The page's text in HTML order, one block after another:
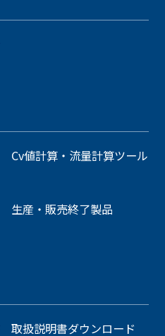
Cv値計算・流量計算ツール
生産・販売終了製品
取扱説明書ダウンロード